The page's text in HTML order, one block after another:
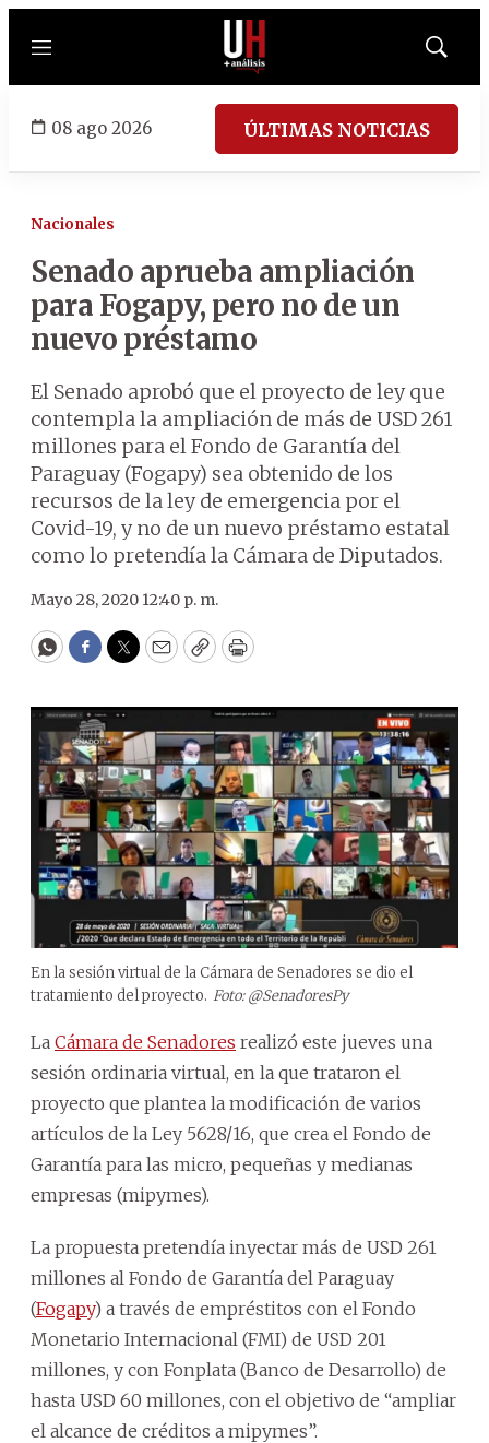
Menú
Mostrar
08 ago 2026 ÚLTIMAS NOTICIAS
Nacionales
Senado aprueba ampliación
para Fogapy, pero no de un
nuevo préstamo
El Senado aprobó que el proyecto de ley que
contempla la ampliación de más de USD 261
millones para el Fondo de Garantía del
Paraguay (Fogapy) sea obtenido de los
recursos de la ley de emergencia por el
Covid-19, y no de un nuevo préstamo estatal
como lo pretendía la Cámara de Diputados.
Mayo 28, 2020 12:40 p. m.
WhatsApp
Facebook
Twitter
EmailCopyPrint
En la sesión virtual de la Cámara de Senadores se dio el
tratamiento del proyecto. Foto: @SenadoresPy
La Cámara de Senadores realizó este jueves una
sesión ordinaria virtual, en la que trataron el
proyecto que plantea la modificación de varios
artículos de la Ley 5628/16, que crea el Fondo de
Garantía para las micro, pequeñas y medianas
empresas (mipymes).
La propuesta pretendía inyectar más de USD 261
millones al Fondo de Garantía del Paraguay
(Fogapy) a través de empréstitos con el Fondo
Monetario Internacional (FMI) de USD 201
millones, y con Fonplata (Banco de Desarrollo) de
hasta USD 60 millones, con el objetivo de “ampliar
el alcance de créditos a mipymes”.